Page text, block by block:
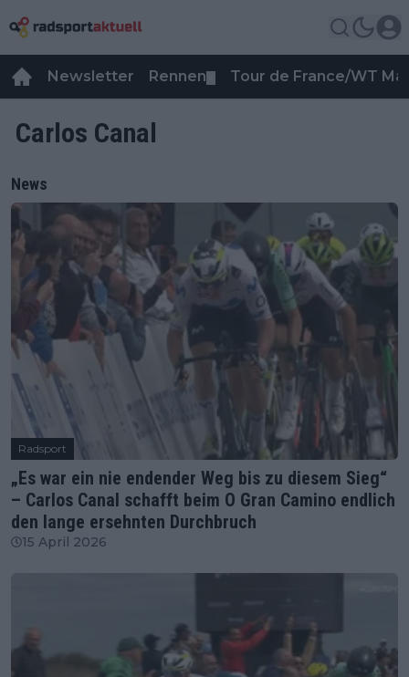
Newsletter Rennen Tour de France/WT
Carlos Canal
News
Radsport
„Es war ein nie endender Weg bis zu diesem Sieg“
– Carlos Canal schafft beim O Gran Camino endlich
den lange ersehnten Durchbruch
15 April 2026